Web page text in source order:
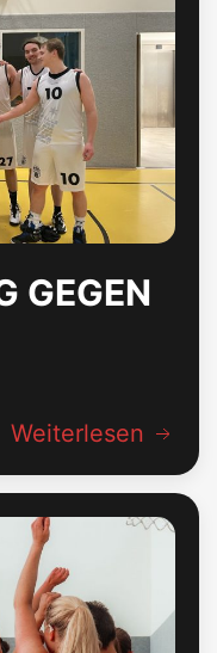
GEGEN
Weiterlesen